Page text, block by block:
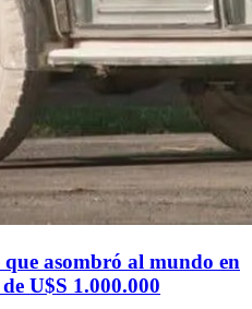
asombró al mundo en
U$S 1.000.000